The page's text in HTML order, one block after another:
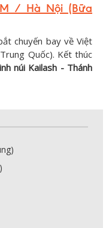
/ Hà Nội (Bữa
chuyến bay về Việt
Quốc). Kết thúc
núi Kailash - Thánh